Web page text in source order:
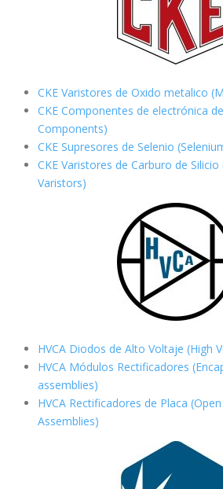
CKE Varistores de Oxido metalico
CKE Componentes de electrónica
Components)
CKE Supresores de Selenio
CKE Varistores de Carburo de Silicio
Varistors)
HVCA Diodos de Alto Voltaje (High
HVCA Módulos Rectificadores
assemblies)
HVCA Rectificadores de Placa
Assemblies)